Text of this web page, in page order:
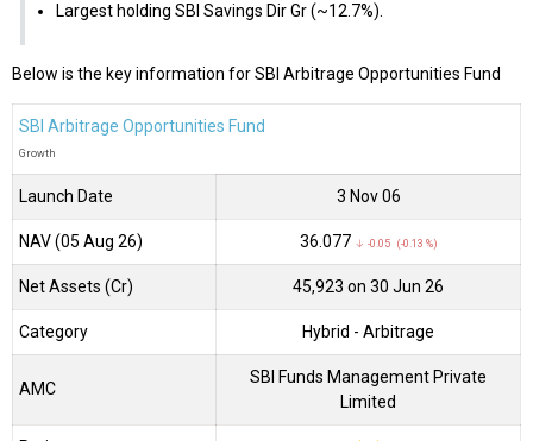
Largest holding SBI Savings Dir Gr (~12.7%).
Below is the key information for SBI Arbitrage Opportunities Fund
SBI Arbitrage Opportunities Fund
Growth
Launch Date 3 Nov 06
NAV (05 Aug 26) ₹36.077 ↓ -0.05 (-0.13 %)
Net Assets (Cr) ₹45,923 on 30 Jun 26
Category Hybrid - Arbitrage
AMC
SBI Funds Management Private
Limited